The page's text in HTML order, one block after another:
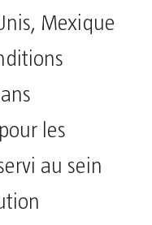
Mexique
les
au sein